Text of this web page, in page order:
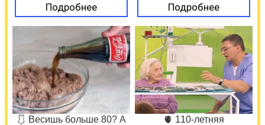
Подробнее Подробнее
🩱 Весишь больше 80? А
🫀 110-летняя